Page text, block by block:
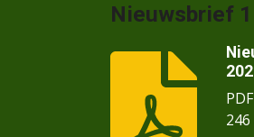
Nieuwsbrief